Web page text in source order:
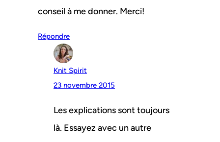
conseil à me donner. Merci!
Répondre
Knit Spirit
23 novembre 2015
Les explications sont toujours
là. Essayez avec un autre